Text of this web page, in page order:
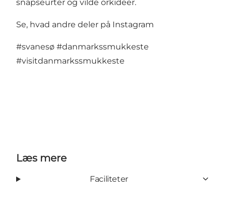
snapseurter og vilde orkideer.
Se, hvad andre deler på Instagram
#svanesø #danmarkssmukkeste
#visitdanmarkssmukkeste
Læs mere
Faciliteter